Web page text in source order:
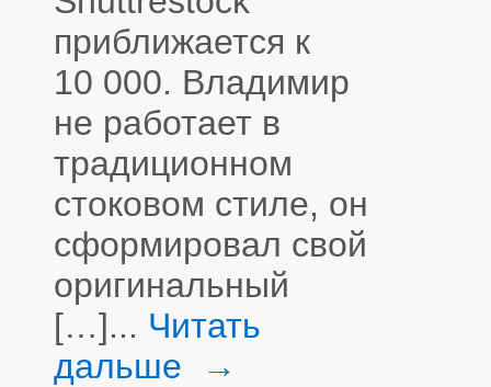
приближается к
10 000. Владимир
не работает в
традиционном
стоковом стиле, он
сформировал свой
оригинальный
[…]... Читать
дальше →